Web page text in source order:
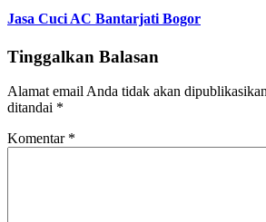
Jasa Cuci AC Bantarjati Bogor
Tinggalkan Balasan
Alamat email Anda tidak akan
ditandai *
Komentar *